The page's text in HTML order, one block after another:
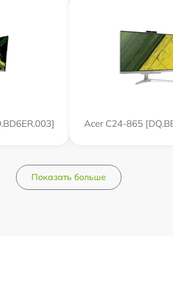
Acer C24-865
Показать больше